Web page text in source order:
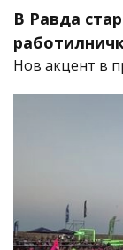
В Равда
Нов акцент в